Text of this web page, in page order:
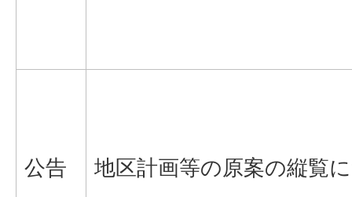
公告 地区計画等の原案の縦覧